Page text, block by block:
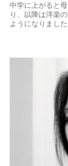
中学に上がると
り、以降は洋楽
ようになりました